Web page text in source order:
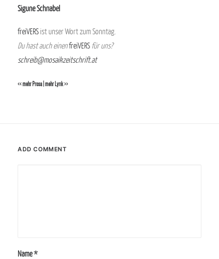
Sigune Schnabel
freiVERS ist unser Wort zum Sonntag.
Du hast auch einenfreiVERS für uns?
schreib@mosaikzeitschrift.at
<< mehr Prosa| mehr Lyrik >>
ADD COMMENT
Name*